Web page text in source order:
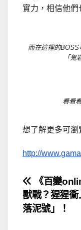
實力，相信他們
而在這裡的
「鬼
看看
想了解更多可瀏
http://
文
章
《百變
獸戰？猩猩衝
落泥號」！